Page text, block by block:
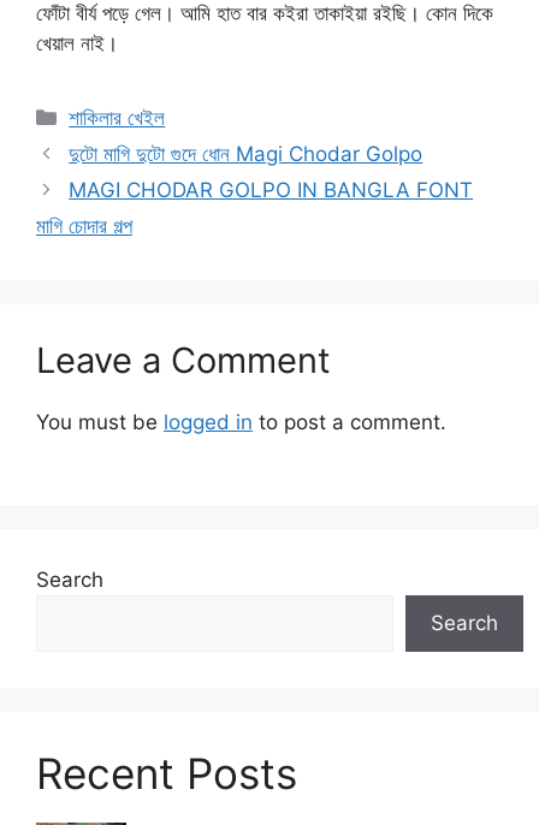
ফোঁটা বীর্য পড়ে গেল। আমি হাত বার কইরা তাকাইয়া রইছি। কোন দিকে
খেয়াল নাই।
Categories
শাকিলার খেইল
দুটো মাগি দুটো গুদে ধোন Magi Chodar Golpo
MAGI CHODAR GOLPO IN BANGLA FONT
মাগি চোদার গল্প
Leave a Comment
You must be logged in to post a comment.
Search
Search
Recent Posts